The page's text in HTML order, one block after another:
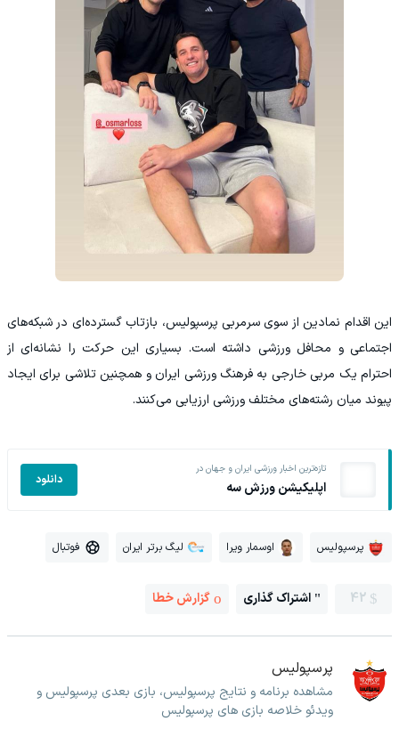
این اقدام نمادین از سوی سرمربی پرسپولیس، بازتاب گسترده‌ای در شبکه‌های
اجتماعی و محافل ورزشی داشته است. بسیاری این حرکت را نشانه‌ای از
احترام یک مربی خارجی به فرهنگ ورزشی ایران و همچنین تلاشی برای ایجاد
پیوند میان رشته‌های مختلف ورزشی ارزیابی می‌کنند.
تازه‌ترین اخبار ورزشی ایران و جهان در
اپلیکیشن ورزش سه دانلود
پرسپولیس اوسمار ویرا لیگ برتر ایران فوتبال
42 اشتراک گذاری گزارش خطا
پرسپولیس
مشاهده برنامه و نتایج پرسپولیس، بازی بعدی پرسپولیس و
ویدئو خلاصه بازی های پرسپولیس